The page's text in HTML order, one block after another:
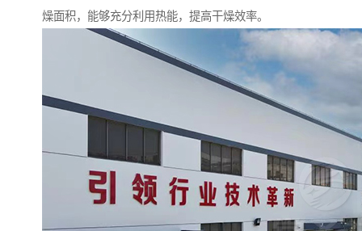
燥面积，能够充分利用热能，提高干燥效率。